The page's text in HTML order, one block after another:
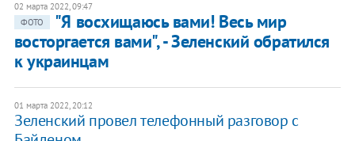
02 марта 2022, 09:47
ФОТО
"Я восхищаюсь вами! Весь мир
восторгается вами", - Зеленский обратился
к украинцам
01 марта 2022, 20:12
Зеленский провел телефонный разговор с